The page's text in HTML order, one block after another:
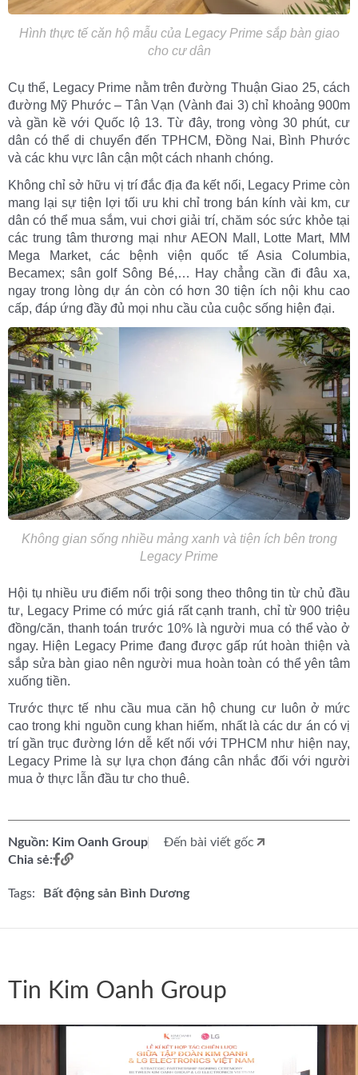
Hình thực tế căn hộ mẫu của Legacy Prime sắp bàn giao
cho cư dân
Cụ thể, Legacy Prime nằm trên đường Thuận Giao 25, cách
đường Mỹ Phước – Tân Vạn (Vành đai 3) chỉ khoảng 900m
và gần kề với Quốc lộ 13. Từ đây, trong vòng 30 phút, cư
dân có thể di chuyển đến TPHCM, Đồng Nai, Bình Phước
và các khu vực lân cận một cách nhanh chóng.
Không chỉ sở hữu vị trí đắc địa đa kết nối, Legacy Prime còn
mang lại sự tiện lợi tối ưu khi chỉ trong bán kính vài km, cư
dân có thể mua sắm, vui chơi giải trí, chăm sóc sức khỏe tại
các trung tâm thương mại như AEON Mall, Lotte Mart, MM
Mega Market, các bệnh viện quốc tế Asia Columbia,
Becamex; sân golf Sông Bé,… Hay chẳng cần đi đâu xa,
ngay trong lòng dự án còn có hơn 30 tiện ích nội khu cao
cấp, đáp ứng đầy đủ mọi nhu cầu của cuộc sống hiện đại.
Không gian sống nhiều mảng xanh và tiện ích bên trong
Legacy Prime
Hội tụ nhiều ưu điểm nổi trội song theo thông tin từ chủ đầu
tư, Legacy Prime có mức giá rất cạnh tranh, chỉ từ 900 triệu
đồng/căn, thanh toán trước 10% là người mua có thể vào ở
ngay. Hiện Legacy Prime đang được gấp rút hoàn thiện và
sắp sửa bàn giao nên người mua hoàn toàn có thể yên tâm
xuống tiền.
Trước thực tế nhu cầu mua căn hộ chung cư luôn ở mức
cao trong khi nguồn cung khan hiếm, nhất là các dư án có vị
trí gần trục đường lớn dễ kết nối với TPHCM như hiện nay,
Legacy Prime là sự lựa chọn đáng cân nhắc đối với người
mua ở thực lẫn đầu tư cho thuê.
Nguồn: Kim Oanh Group
Đến bài viết gốc
Chia sẻ:
Tags: Bất động sản Bình Dương
Tin Kim Oanh Group